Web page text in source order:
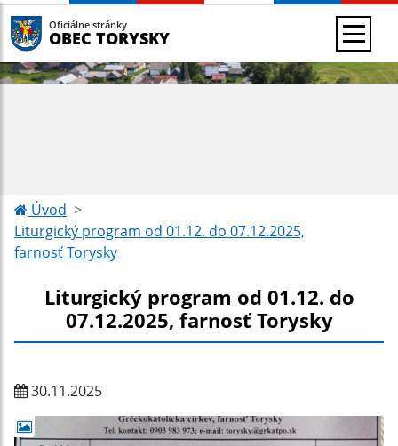
Oficiálne stránky
OBEC TORYSKY
Úvod
Liturgický program od 01.12. do 07.12.2025,
farnosť Torysky
Liturgický program od 01.12. do
07.12.2025, farnosť Torysky
30.11.2025